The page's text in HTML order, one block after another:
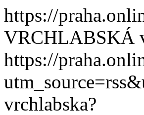
https://
VRCHLABSKÁ
https://
vrchlabska?